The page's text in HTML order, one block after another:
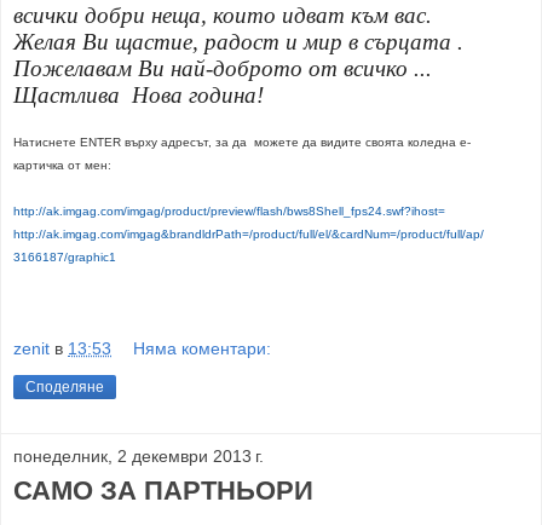
всички добри неща, които идват към вас.
Желая Ви щастие, радост и мир в сърцата .
Пожелавам Ви най-доброто от всичко ...
Щастлива Нова година!
Натиснете ENTER върху адресът, за да можете да видите своята коледна е-
картичка от мен:
http://ak.imgag.com/imgag/product/preview/flash/bws8Shell_fps24.swf?ihost=
http://ak.imgag.com/imgag&brandldrPath=/product/full/el/&cardNum=/product/full/ap/
3166187/graphic1
zenit в 13:53 Няма коментари:
Споделяне
понеделник, 2 декември 2013 г.
САМО ЗА ПАРТНЬОРИ